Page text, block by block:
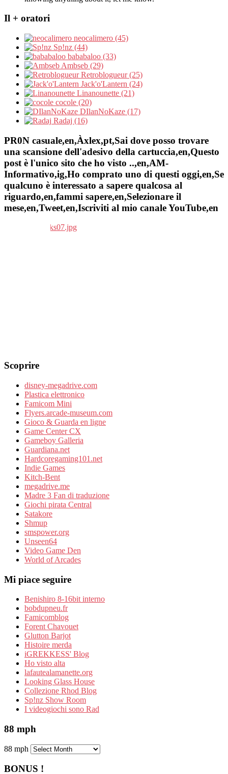
Il + oratori
neocalimero (45)
Sp!nz (44)
bababaloo (33)
Ambseb (29)
Retroblogueur (25)
Jack'o'Lantern (24)
Linanounette (21)
cocole (20)
DIlanNoKaze (17)
Radaj (16)
PR0N casuale,en,Àxlex,pt,Sai dove posso trovare
una scansione dell'adesivo della cartuccia,en,Questo
post è l'unico sito che ho visto ..,en,AM-
Informativo,ig,Ho comprato uno di questi oggi,en,Se
qualcuno è interessato a sapere qualcosa al
riguardo,en,fammi sapere,en,Selezionare il
mese,en,Tweet,en,Iscriviti al mio canale YouTube,en
Scoprire
disney-megadrive.com
Plastica elettronico
Famicom Mini
Flyers.arcade-museum.com
Gioco & Guarda en ligne
Game Center CX
Gameboy Galleria
Guardiana.net
Hardcoregaming101.net
Indie Games
Kitch-Bent
megadrive.me
Madre 3 Fan di traduzione
Giochi pirata Central
Satakore
Shmup
smspower.org
Unseen64
Video Game Den
World of Arcades
Mi piace seguire
Benishiro 8-16bit interno
bobdupneu.fr
Famicomblog
Forent Chavouet
Glutton Barjot
Histoire merda
iGREKKESS' Blog
Ho visto alta
lafautealamanette.org
Looking Glass House
Collezione Rhod Blog
Sp!nz Show Room
I videogiochi sono Rad
88 mph
88 mph
BONUS !